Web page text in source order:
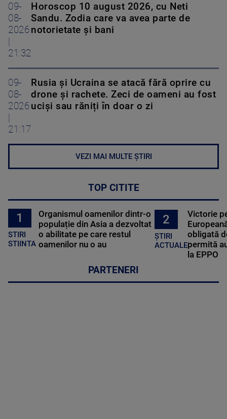
09-
08-
2026
21:32
Horoscop 10 august 2026, cu Neti
Sandu. Zodia care va avea parte de
notorietate și bani
09-
08-
2026
21:17
Rusia și Ucraina se atacă fără oprire cu
drone și rachete. Zeci de oameni au fost
uciși sau răniți în doar o zi
VEZI MAI MULTE ȘTIRI
TOP CITITE
1
STIRI
STIINTA
Organismul oamenilor dintr-o
populație din Asia a dezvoltat
o abilitate pe care restul
oamenilor nu o au
2
ȘTIRI
ACTUALE
Victorie
obligată
permită
la EPPO
PARTENERI